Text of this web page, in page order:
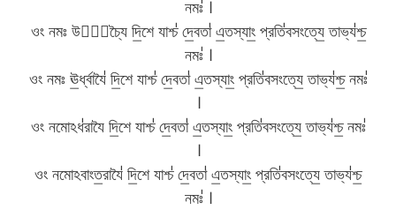
নমঃ॑ ।
ওং নমঃ উদী᳚চ্যৈ দি॒শে যাশ্চ॑ দে॒বতা॑ এ॒তস্যাং॒ প্রতি॑বসংত্যে॒ তাভ্য॑শ্চ॒
নমঃ॑ ।
ওং নমঃ ঊ॒র্ধ্বাযৈ॑ দি॒শে যাশ্চ॑ দে॒বতা॑ এ॒তস্যাং॒ প্রতি॑বসংত্যে॒ তাভ্য॑শ্চ॒ নমঃ॑
।
ওং নমোঽধ॑রাযৈ দি॒শে যাশ্চ॑ দে॒বতা॑ এ॒তস্যাং॒ প্রতি॑বসংত্যে॒ তাভ্য॑শ্চ॒ নমঃ॑
।
ওং নমোঽবাংত॒রাযৈ॑ দি॒শে যাশ্চ॑ দে॒বতা॑ এ॒তস্যাং॒ প্রতি॑বসংত্যে॒ তাভ্য॑শ্চ॒
নমঃ॑ ।